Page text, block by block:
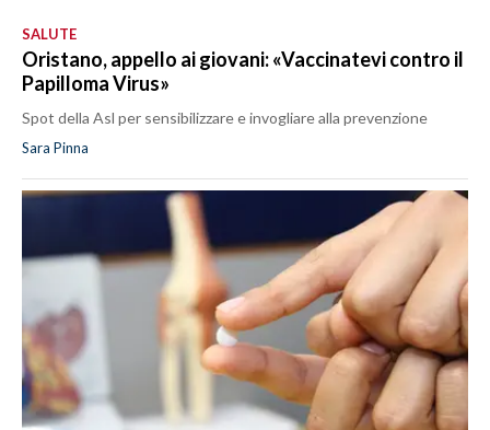
SALUTE
Oristano, appello ai giovani: «Vaccinatevi contro il
Papilloma Virus»
Spot della Asl per sensibilizzare e invogliare alla prevenzione
Sara Pinna